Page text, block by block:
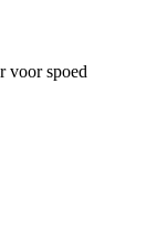
voor spoed